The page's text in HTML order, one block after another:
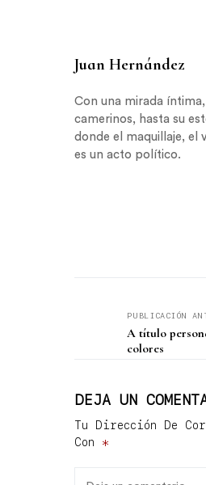
Juan Hernández
Con una mirada
camerinos, hasta su
donde el maquillaje, el
es un acto político.
PUBLICACIÓN
A título
colores
DEJA UN
Tu Dirección De
Con *